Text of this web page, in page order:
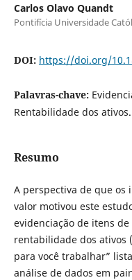
Carlos Olavo Quandt
Pontifícia Universidade
DOI: https://doi.org/
Palavras-chave:
Rentabilidade dos ativos.
Resumo
A perspectiva de que
valor motivou este
evidenciação de itens
rentabilidade dos ativos
para você trabalhar”
análise de dados em